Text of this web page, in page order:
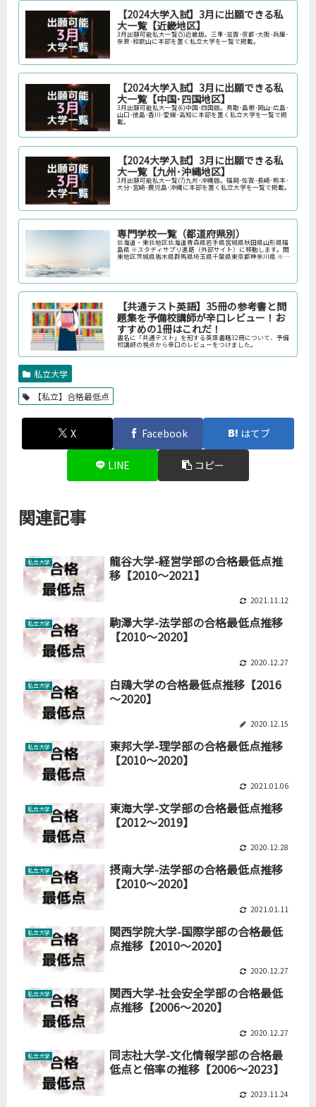
【2024大学入試】3月に出願できる私
大一覧【近畿地区】
3月出願可能私大一覧(5)近畿版。三重･滋賀･京都･大阪･兵庫･
奈良･和歌山に本部を置く私立大学を一覧で掲載。
【2024大学入試】3月に出願できる私
大一覧【中国･四国地区】
3月出願可能私大一覧(6)中国･四国版。鳥取･島根･岡山･広島･
山口･徳島･香川･愛媛･高知に本部を置く私立大学を一覧で掲
載。
【2024大学入試】3月に出願できる私
大一覧【九州･沖縄地区】
3月出願可能私大一覧(7)九州･沖縄版。福岡･佐賀･長崎･熊本･
大分･宮崎･鹿児島･沖縄に本部を置く私立大学を一覧で掲載。
専門学校一覧（都道府県別）
北海道・東北地区北海道青森県岩手県宮城県秋田県山形県福
島県 ※スタディサプリ進路（外部サイト）に移動します。関
東地区茨城県栃木県群馬県埼玉県千葉県東京都神奈川県 ※ス
【共通テスト英語】35冊の参考書と問
題集を予備校講師が辛口レビュー！お
すすめの1冊はこれだ！
書名に「共通テスト」を冠する英語書籍32冊について、予備
校講師の視点から辛口のレビューをつけました。
私立大学
【私立】合格最低点
X Facebook はてブ
LINE コピー
関連記事
私立大学
龍谷大学-経営学部の合格最低点推
移【2010～2021】
2021.11.12
私立大学
駒澤大学-法学部の合格最低点推移
【2010～2020】
2020.12.27
私立大学
白鴎大学の合格最低点推移【2016
～2020】
2020.12.15
私立大学
東邦大学-理学部の合格最低点推移
【2010～2020】
2021.01.06
私立大学
東海大学-文学部の合格最低点推移
【2012～2019】
2020.12.28
私立大学
摂南大学-法学部の合格最低点推移
【2010～2020】
2021.01.11
私立大学
関西学院大学-国際学部の合格最低
点推移【2010～2020】
2020.12.27
私立大学
関西大学-社会安全学部の合格最低
点推移【2006～2020】
2020.12.27
私立大学
同志社大学-文化情報学部の合格最
低点と倍率の推移【2006～2023】
2023.11.24